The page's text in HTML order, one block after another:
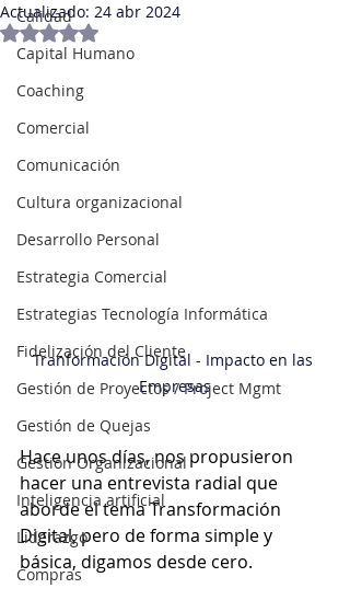
Calidad
Capital Humano
Coaching
Comercial
Comunicación
Cultura organizacional
Desarrollo Personal
Estrategia Comercial
Estrategias Tecnología Informática
Fidelización del Cliente
Gestión de Proyectos / Project Mgmt
Gestión de Quejas
Gestión Organizacional
Inteligencia artificial
Liderazgo
Compras
Actualizado: 24 abr 2024
Obtuvo NaN de 5 estrellas.
Tranformación Digital - Impacto en las
Empresas
Hace unos días, nos propusieron
hacer una entrevista radial que
aborde el tema Transformación
Digital, pero de forma simple y
básica, digamos desde cero.